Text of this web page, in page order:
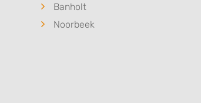
Banholt
Noorbeek